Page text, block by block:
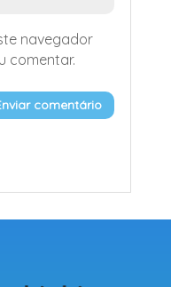
navegador
comentar.
comentário